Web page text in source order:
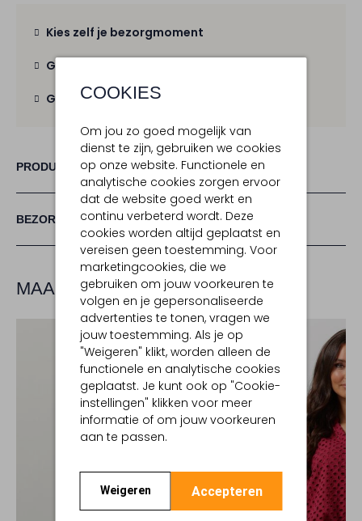
COOKIES
Om jou zo goed mogelijk van
dienst te zijn, gebruiken we cookies
op onze website. Functionele en
analytische cookies zorgen ervoor
dat de website goed werkt en
continu verbeterd wordt. Deze
cookies worden altijd geplaatst en
vereisen geen toestemming. Voor
marketingcookies, die we
gebruiken om jouw voorkeuren te
volgen en je gepersonaliseerde
advertenties te tonen, vragen we
jouw toestemming. Als je op
"Weigeren" klikt, worden alleen de
functionele en analytische cookies
geplaatst. Je kunt ook op "Cookie-
instellingen" klikken voor meer
informatie of om jouw voorkeuren
aan te passen.
Weigeren Accepteren
Kies zelf je bezorgmoment
Gratis verzending
Gratis retourbinnen 30 dagen
PRODUCT INFORMATIE
BEZORGEN & RETOURNEREN
MAAK JE LOOK COMPLEET